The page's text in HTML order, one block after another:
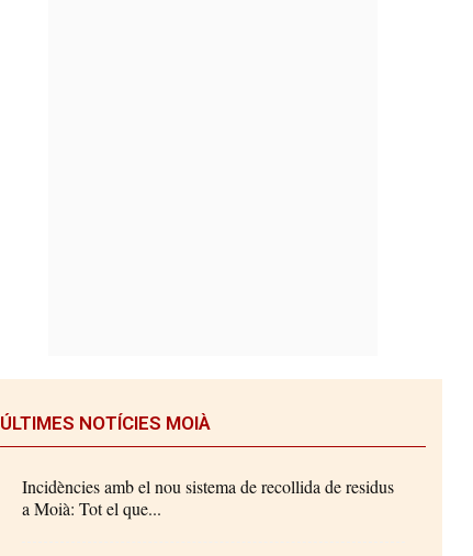
ÚLTIMES NOTÍCIES MOIÀ
Incidències amb el nou sistema de recollida de residus
a Moià: Tot el que...